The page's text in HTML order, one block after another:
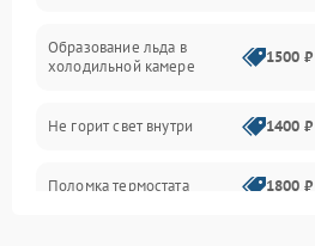
Образование льда в
холодильной камере
1500 ₽
Не горит свет внутри 1400 ₽
Поломка термостата 1800 ₽